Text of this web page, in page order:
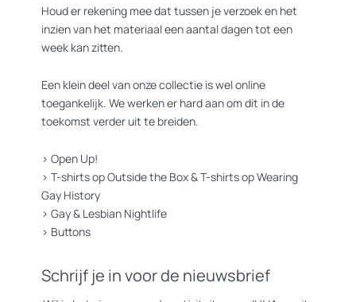
Houd er rekening mee dat tussen je verzoek en het
inzien van het materiaal een aantal dagen tot een
week kan zitten.
Een klein deel van onze collectie is wel online
toegankelijk. We werken er hard aan om dit in de
toekomst verder uit te breiden.
> Open Up!
> T-shirts op Outside the Box&T-shirts op Wearing
Gay History
> Gay & Lesbian Nightlife
> Buttons
Schrijf je in voor de nieuwsbrief